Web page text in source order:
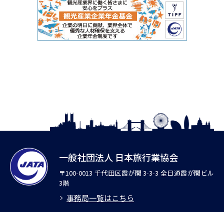
一般社団法人 日本旅行業協会
〒100-0013 千代田区霞が関 3-3-3 全日通霞が関ビル
3階
事務局一覧はこちら